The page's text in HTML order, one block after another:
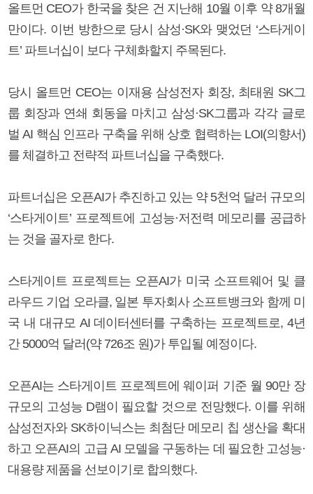
올트먼 CEO가 한국을 찾은 건 지난해 10월 이후 약 8개월
만이다. 이번 방한으로 당시 삼성·SK와 맺었던 ‘스타게이
트’ 파트너십이 보다 구체화할지 주목된다.
당시 올트먼 CEO는 이재용 삼성전자 회장, 최태원 SK그
룹 회장과 연쇄 회동을 마치고 삼성·SK그룹과 각각 글로
벌 AI 핵심 인프라 구축을 위해 상호 협력하는 LOI(의향서)
를 체결하고 전략적 파트너십을 구축했다.
파트너십은 오픈AI가 추진하고 있는 약 5천억 달러 규모의
‘스타게이트’ 프로젝트에 고성능·저전력 메모리를 공급하
는 것을 골자로 한다.
스타게이트 프로젝트는 오픈AI가 미국 소프트웨어 및 클
라우드 기업 오라클, 일본 투자회사 소프트뱅크와 함께 미
국 내 대규모 AI 데이터센터를 구축하는 프로젝트로, 4년
간 5000억 달러(약 726조 원)가 투입될 예정이다.
오픈AI는 스타게이트 프로젝트에 웨이퍼 기준 월 90만 장
규모의 고성능 D램이 필요할 것으로 전망했다. 이를 위해
삼성전자와 SK하이닉스는 최첨단 메모리 칩 생산을 확대
하고 오픈AI의 고급 AI 모델을 구동하는 데 필요한 고성능·
대용량 제품을 선보이기로 합의했다.